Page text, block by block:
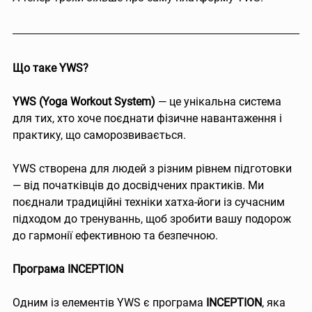
Що таке YWS?
YWS (Yoga Workout System) — це унікальна система
для тих, хто хоче поєднати фізичне навантаження і
практику, що саморозвивається.
YWS створена для людей з різним рівнем підготовки
— від початківців до досвідчених практиків. Ми
поєднали традиційні техніки хатха-йоги із сучасним
підходом до тренуваннь, щоб зробити вашу подорож
до гармонії ефективною та безпечною.
Програма INCEPTION
Одним із елементів YWS є програма INCEPTION, яка